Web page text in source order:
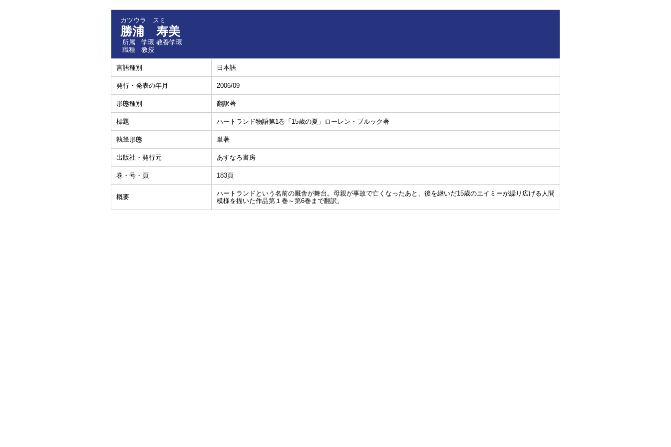
カツウラ スミ
勝浦 寿美
所属
学環 教養学環
職種
教授
言語種別 日本語
発行・発表の年月 2006/09
形態種別 翻訳著
標題 ハートランド物語第1巻「15歳の夏」ローレン・ブルック著
執筆形態 単著
出版社・発行元 あすなろ書房
巻・号・頁 183頁
概要
ハートランドという名前の厩舎が舞台。母親が事故で亡くなったあと、後を継いだ15歳のエイミーが繰り広げる人間
模様を描いた作品第１巻～第6巻まで翻訳。